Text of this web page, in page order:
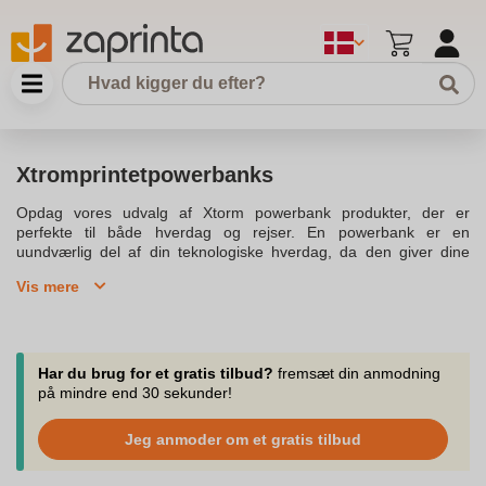
Xtromprintetpowerbanks
Opdag vores udvalg af Xtorm powerbank produkter, der er
perfekte til både hverdag og rejser. En powerbank er en
uundværlig del af din teknologiske hverdag, da den giver dine
powerbank er designet med den nyeste teknologi, hvilket sikrer
til dine behov, uanset om det er til smartphone eller tablet.Vores
Xtorm powerbanks er tilgængelige i forskellige designs og
kapaciteter, så du kan vælge den powerbank, der passer bedst til
og praktisk at have med på farten. Xtorm powerbank med PD
20W 10000mah sikrer hurtig opladning af flere enheder på én
gang, hvilket gør den til et vigtigt værktøj for dem, der ønsker at
Vis mere
Har du brug for et gratis tilbud? fremsæt din anmodning
på mindre end 30 sekunder!
Jeg anmoder om et gratis tilbud